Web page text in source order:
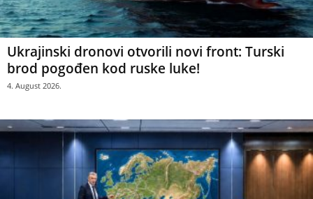
Ukrajinski dronovi otvorili novi front: Turski
brod pogođen kod ruske luke!
4. August 2026.